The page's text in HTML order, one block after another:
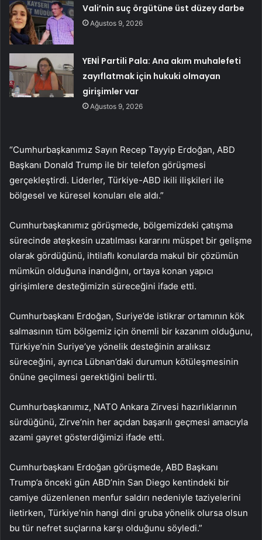
Vali’nin suç örgütüne üst düzey darbe
Ağustos 9, 2026
YENİ Partili Pala: Ana akım muhalefeti
zayıflatmak için hukuki olmayan
girişimler var
Ağustos 9, 2026
“Cumhurbaşkanımız Sayın Recep Tayyip Erdoğan, ABD
Başkanı Donald Trump ile bir telefon görüşmesi
gerçekleştirdi. Liderler, Türkiye-ABD ikili ilişkileri ile
bölgesel ve küresel konuları ele aldı.”
Cumhurbaşkanımız görüşmede, bölgemizdeki çatışma
sürecinde ateşkesin uzatılması kararını müspet bir gelişme
olarak gördüğünü, ihtilaflı konularda makul bir çözümün
mümkün olduğuna inandığını, ortaya konan yapıcı
girişimlere desteğimizin süreceğini ifade etti.
Cumhurbaşkanı Erdoğan, Suriye’de istikrar ortamının kök
salmasının tüm bölgemiz için önemli bir kazanım olduğunu,
Türkiye’nin Suriye’ye yönelik desteğinin aralıksız
süreceğini, ayrıca Lübnan’daki durumun kötüleşmesinin
önüne geçilmesi gerektiğini belirtti.
Cumhurbaşkanımız, NATO Ankara Zirvesi hazırlıklarının
sürdüğünü, Zirve’nin her açıdan başarılı geçmesi amacıyla
azami gayret gösterdiğimizi ifade etti.
Cumhurbaşkanı Erdoğan görüşmede, ABD Başkanı
Trump’a önceki gün ABD’nin San Diego kentindeki bir
camiye düzenlenen menfur saldırı nedeniyle taziyelerini
iletirken, Türkiye’nin hangi dini gruba yönelik olursa olsun
bu tür nefret suçlarına karşı olduğunu söyledi.”